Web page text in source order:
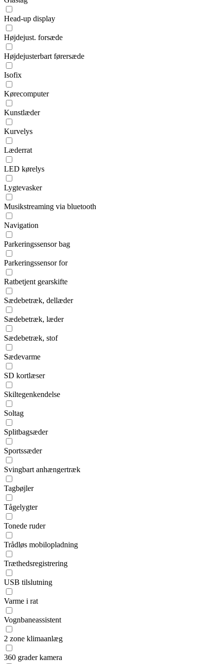
Head-up display
Højdejust. forsæde
Højdejusterbart førersæde
Isofix
Kørecomputer
Kunstlæder
Kurvelys
Læderrat
LED kørelys
Lygtevasker
Musikstreaming via bluetooth
Navigation
Parkeringssensor bag
Parkeringssensor for
Ratbetjent gearskifte
Sædebetræk, dellæder
Sædebetræk, læder
Sædebetræk, stof
Sædevarme
SD kortlæser
Skiltegenkendelse
Soltag
Splitbagsæder
Sportssæder
Svingbart anhængertræk
Tagbøjler
Tågelygter
Tonede ruder
Trådløs mobilopladning
Træthedsregistrering
USB tilslutning
Varme i rat
Vognbaneassistent
2 zone klimaanlæg
360 grader kamera